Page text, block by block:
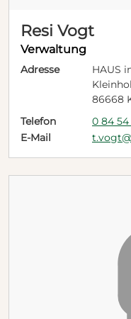
Resi Vogt
Verwaltung
Adresse
HAUS
86668
Telefon
0 84 54
E-Mail